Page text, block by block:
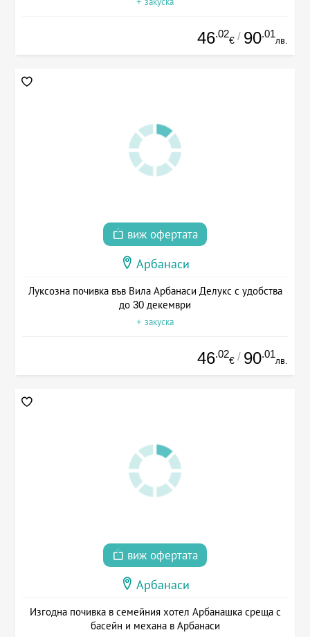
46.02
€ / 90.01
лв.
виж офертата
Арбанаси
Луксозна почивка във Вила Арбанаси Делукс с удобства
до 30 декември
+ закуска
46.02
€ / 90.01
лв.
виж офертата
Арбанаси
Изгодна почивка в семейния хотел Арбанашка среща с
басейн и механа в Арбанаси